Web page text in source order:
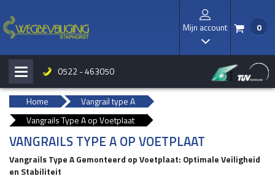
Mijn account
I
/ 0
H b 0522 - 463050
Home
Vangrail type A
Vangrails Type A op Voetplaat
VANGRAILS TYPE A OP VOETPLAAT
Vangrails Type A Gemonteerd op Voetplaat: Optimale Veiligheid
en Stabiliteit